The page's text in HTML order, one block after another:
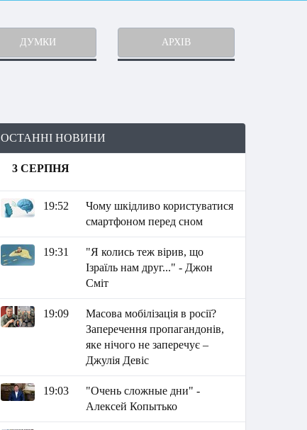
ДУМКИ АРХІВ
ОСТАННІ НОВИНИ
3 СЕРПНЯ
19:52
Чому шкідливо користуватися
смартфоном перед сном
19:31
"Я колись теж вірив, що
Ізраїль нам друг..." - Джон
Сміт
19:09
Масова мобілізація в росії?
Заперечення пропагандонів,
яке нічого не заперечує –
Джулія Девіс
19:03
"Очень сложные дни" -
Алексей Копытько